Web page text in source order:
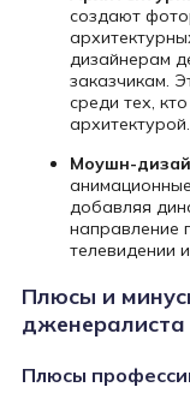
создают
дизайнерам
заказчикам.
среди тех,
архитектурой.
Моушн-
добавляя
направление
телевидении
Плюсы и
дженералиста
Плюсы